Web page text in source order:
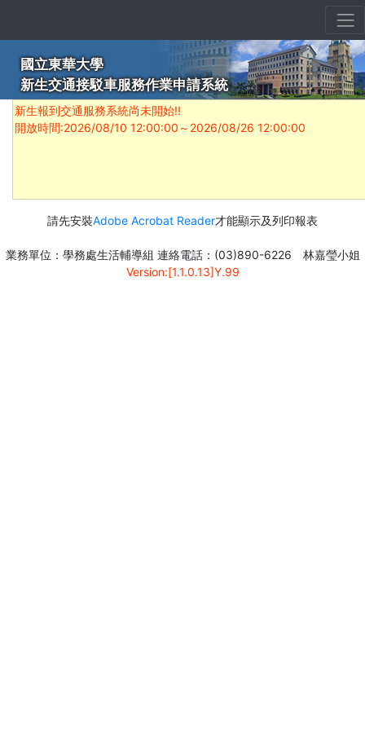
國立東華大學
新生交通接駁車服務作業申請系統
請先安裝Adobe Acrobat Reader才能顯示及列印報表
業務單位：學務處生活輔導組 連絡電話：(03)890-6226 林嘉瑩小姐
Version:[1.1.0.13]Y.99